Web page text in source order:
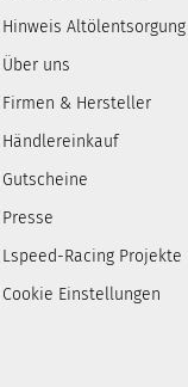
Hinweis Altölentsorgung
Über uns
Firmen & Hersteller
Händlereinkauf
Gutscheine
Presse
Lspeed-Racing Projekte
Cookie Einstellungen